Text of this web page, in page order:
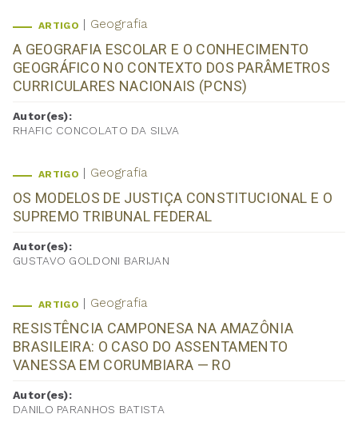
ARTIGO Geografia
A GEOGRAFIA ESCOLAR E O CONHECIMENTO
GEOGRÁFICO NO CONTEXTO DOS PARÂMETROS
CURRICULARES NACIONAIS (PCNS)
Autor(es):
RHAFIC CONCOLATO DA SILVA
ARTIGO Geografia
OS MODELOS DE JUSTIÇA CONSTITUCIONAL E O
SUPREMO TRIBUNAL FEDERAL
Autor(es):
GUSTAVO GOLDONI BARIJAN
ARTIGO Geografia
RESISTÊNCIA CAMPONESA NA AMAZÔNIA
BRASILEIRA: O CASO DO ASSENTAMENTO
VANESSA EM CORUMBIARA — RO
Autor(es):
DANILO PARANHOS BATISTA